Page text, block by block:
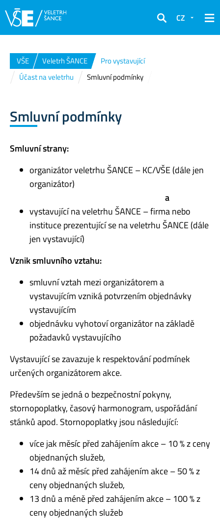
Hledat
CZ
VŠE Veletrh ŠANCE
Pro vystavující
Účast na veletrhu
Smluvní podmínky
Smluvní podmínky
Smluvní strany:
organizátor veletrhu ŠANCE – KC/VŠE (dále jen
organizátor)
a
vystavující na veletrhu ŠANCE – firma nebo
instituce prezentující se na veletrhu ŠANCE (dále
jen vystavující)
Vznik smluvního vztahu:
smluvní vztah mezi organizátorem a
vystavujícím vzniká potvrzením objednávky
vystavujícím
objednávku vyhotoví organizátor na základě
požadavků vystavujícího
Vystavující se zavazuje k respektování podmínek
určených organizátorem akce.
Především se jedná o bezpečnostní pokyny,
stornopoplatky, časový harmonogram, uspořádání
stánků apod. Stornopoplatky jsou následující:
více jak měsíc před zahájením akce – 10 % z ceny
objednaných služeb,
14 dnů až měsíc před zahájením akce – 50 % z
ceny objednaných služeb,
13 dnů a méně před zahájením akce – 100 % z
ceny objednaných služeb